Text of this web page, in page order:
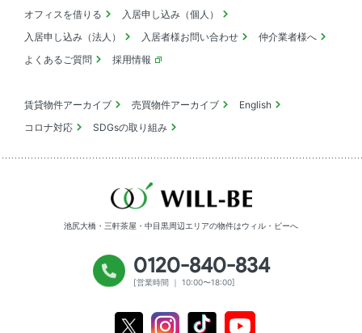
オフィスを借りる
入居申し込み（個人）
入居申し込み（法人）
入居者様お問い合わせ
仲介業者様へ
よくあるご質問
採用情報
賃貸物件アーカイブ 売買物件アーカイブ
English
コロナ対応
SDGsの取り組み
池尻大橋・三軒茶屋・中目黒周辺エリアの物件はウィル・ビーへ
0120-840-834
[営業時間 ｜ 10:00〜18:00]
Instagram Tiktok